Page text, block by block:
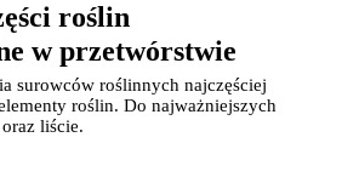
roślin
w przetwórstwie
surowców roślinnych najczęściej
roślin. Do najważniejszych
liście.